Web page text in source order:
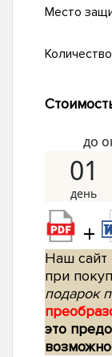
Место
до
01
+
Наш сайт
при
подарок
это